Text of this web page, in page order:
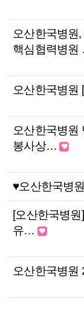
오산한국병원
핵심협력병
오산한국병원
오산한국병원
봉사상…
♥오산한국병
[오산한국병
유…
오산한국병원